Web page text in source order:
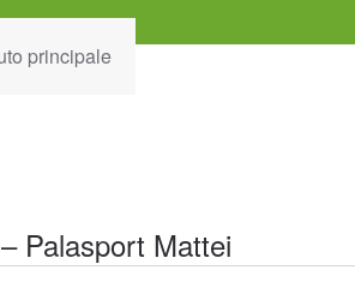
principale
Palasport Mattei